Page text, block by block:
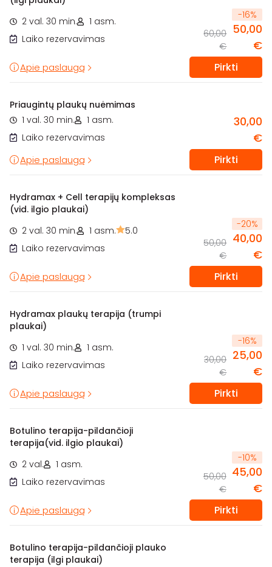
2 val. 30 min.
1 asm.
Laiko rezervavimas
-16%
60,00
€
50,00
€
Apie paslaugą Pirkti
Priaugintų plaukų nuėmimas
1 val. 30 min.
1 asm.
Laiko rezervavimas
30,00
€
Apie paslaugą Pirkti
Hydramax + Cell terapijų kompleksas
(vid. ilgio plaukai)
2 val. 30 min.
1 asm.
5.0
Laiko rezervavimas
-20%
50,00
€
40,00
€
Apie paslaugą Pirkti
Hydramax plaukų terapija (trumpi
plaukai)
1 val. 30 min.
1 asm.
Laiko rezervavimas
-16%
30,00
€
25,00
€
Apie paslaugą Pirkti
Botulino terapija-pildančioji
terapija(vid. ilgio plaukai)
2 val.
1 asm.
Laiko rezervavimas
-10%
50,00
€
45,00
€
Apie paslaugą Pirkti
Botulino terapija-pildančioji plauko
terapija (ilgi plaukai)